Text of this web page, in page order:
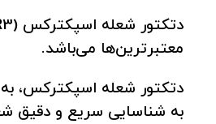
معتبرترین‌ها می‌باشد.
دتکتور شعله اسپکترکس،
به شناسایی سریع و دقیق